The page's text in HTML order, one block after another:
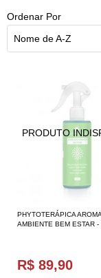
Ordenar Por
Nome de A-Z
PHYTOTERÁPICA
AMBIENTE BEM ESTAR
R$ 89,90